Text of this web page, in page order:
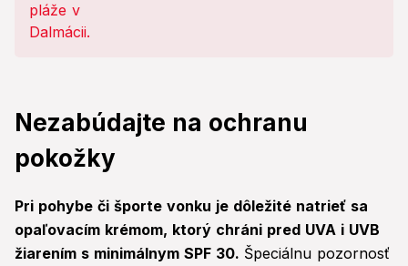
Nezabúdajte na ochranu
pokožky
Pri pohybe či športe vonku je dôležité natrieť sa
opaľovacím krémom, ktorý chráni pred UVA i UVB
žiarením s minimálnym SPF 30. Špeciálnu pozornosť